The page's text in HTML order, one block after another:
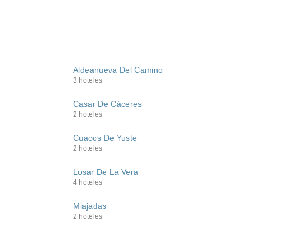
Aldeanueva Del Camino
3 hoteles
Casar De Cáceres
2 hoteles
Cuacos De Yuste
2 hoteles
Losar De La Vera
4 hoteles
Miajadas
2 hoteles